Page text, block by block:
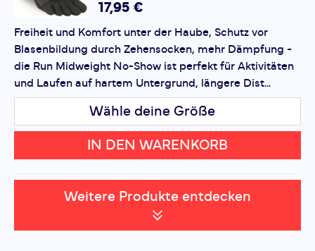
17,95 €
Freiheit und Komfort unter der Haube, Schutz vor
Blasenbildung durch Zehensocken, mehr Dämpfung -
die Run Midweight No-Show ist perfekt für Aktivitäten
und Laufen auf hartem Untergrund, längere Dist...
Wähle deine Größe
IN DEN WARENKORB
Weitere Produkte entdecken